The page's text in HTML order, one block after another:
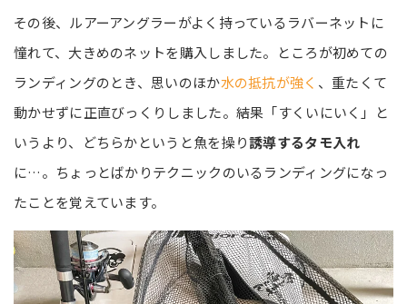
その後、ルアーアングラーがよく持っているラバーネットに
憧れて、大きめのネットを購入しました。ところが初めての
ランディングのとき、思いのほか水の抵抗が強く 、重たくて
動かせずに正直びっくりしました。結果「すくいにいく」と
いうより、どちらかというと魚を操り誘導するタモ入れ
に…。ちょっとばかりテクニックのいるランディングになっ
たことを覚えています。